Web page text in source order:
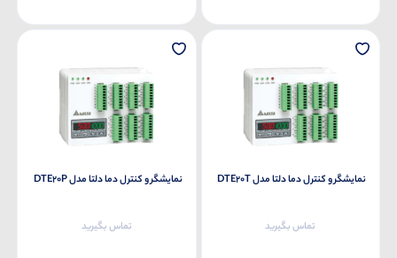
نمایشگر و کنترل دما دلتا مدل DTE20T
تماس بگیرید
نمایشگر و کنترل دما دلتا مدل DTE20P
تماس بگیرید